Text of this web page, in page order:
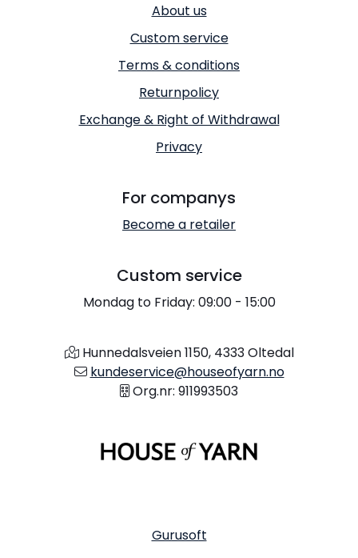
About us
Custom service
Terms & conditions
Returnpolicy
Exchange & Right of Withdrawal
Privacy
For companys
Become a retailer
Custom service
Mondag to Friday: 09:00 - 15:00
Hunnedalsveien 1150, 4333 Oltedal
kundeservice@houseofyarn.no
Org.nr: 911993503
Gurusoft